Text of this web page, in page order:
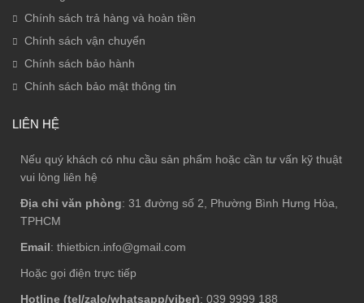
Chính sách trả hàng và hoàn tiền
Chính sách vận chuyển
Chính sách bảo hành
Chính sách bảo mật thông tin
LIÊN HỆ
Nếu quý khách có nhu cầu sản phẩm hoặc cần tư vấn kỹ thuật
vui lòng liên hệ
Địa chỉ văn phòng: 31 đường số 2, Phường Bình Hưng Hòa,
TPHCM
Email: thietbicn.info@gmail.com
Hoặc gọi điện trực tiếp
Hotline (tel/zalo/whatsapp/viber): 039 9999 188